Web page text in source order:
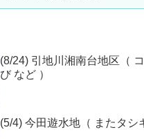
(8/24) 引地川湘南台地区（
び など ）
(5/4) 今田遊水地（ またタシ